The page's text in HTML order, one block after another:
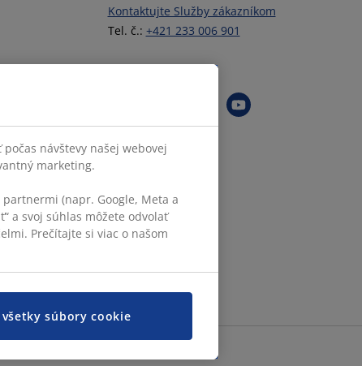
Kontaktujte Služby zákazníkom
Tel. č.: +421 233 006 901
návštevy našej webovej
marketing.
(napr. Google, Meta a
a svoj súhlas môžete odvolať
Prečítajte si viac o našom
súbory cookie